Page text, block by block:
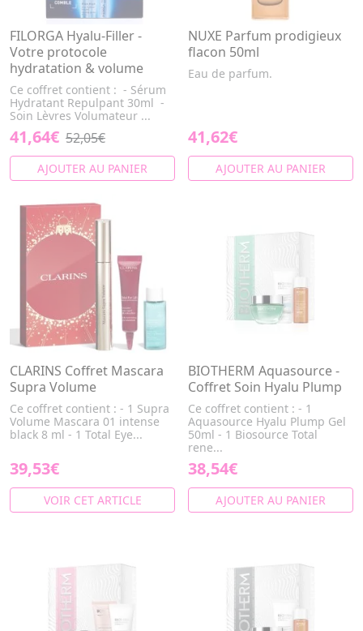
FILORGA Hyalu-Filler -
Votre protocole
hydratation & volume
Ce coffret contient : - Sérum
Hydratant Repulpant 30ml -
Soin Lèvres Volumateur ...
41,64€ 52,05€
AJOUTER AU PANIER
NUXE Parfum prodigieux
flacon 50ml
Eau de parfum.
41,62€
AJOUTER AU PANIER
CLARINS Coffret Mascara
Supra Volume
Ce coffret contient : - 1 Supra
Volume Mascara 01 intense
black 8 ml - 1 Total Eye...
39,53€
VOIR CET ARTICLE
BIOTHERM Aquasource -
Coffret Soin Hyalu Plump
Ce coffret contient : - 1
Aquasource Hyalu Plump Gel
50ml - 1 Biosource Total
rene...
38,54€
AJOUTER AU PANIER